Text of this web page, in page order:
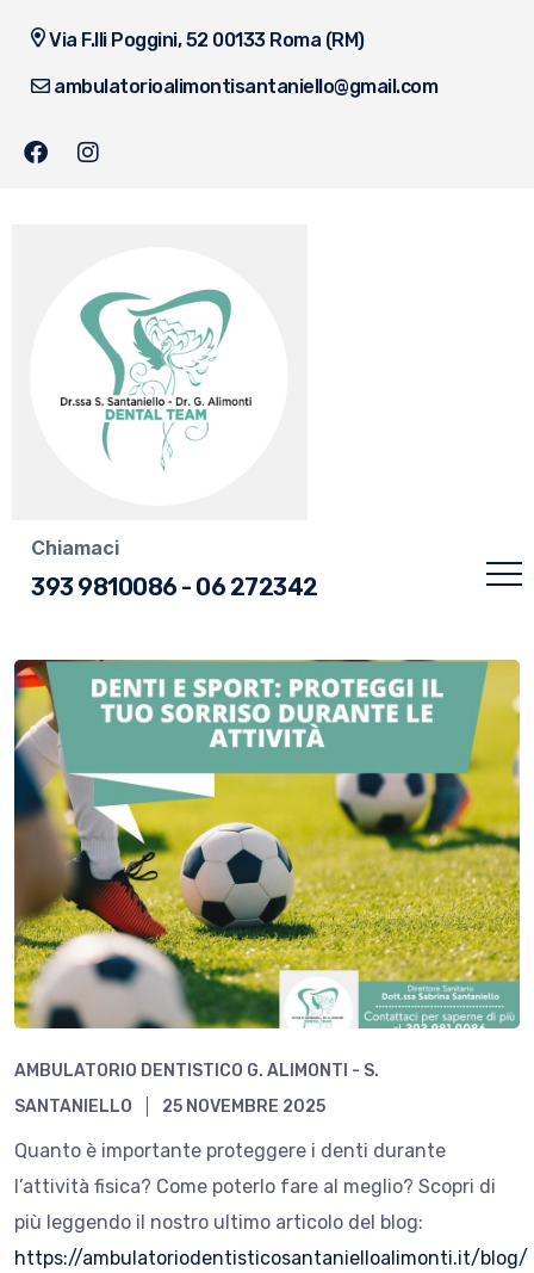
Via F.lli Poggini, 52 00133 Roma (RM)
ambulatorioalimontisantaniello@gmail.com
Chiamaci
393 9810086 - 06 272342
AMBULATORIO DENTISTICO G. ALIMONTI - S.
SANTANIELLO
25 NOVEMBRE 2025
Quanto è importante proteggere i denti durante
l’attività fisica? Come poterlo fare al meglio? Scopri di
più leggendo il nostro ultimo articolo del blog:
https://ambulatoriodentisticosantanielloalimonti.it/blog/